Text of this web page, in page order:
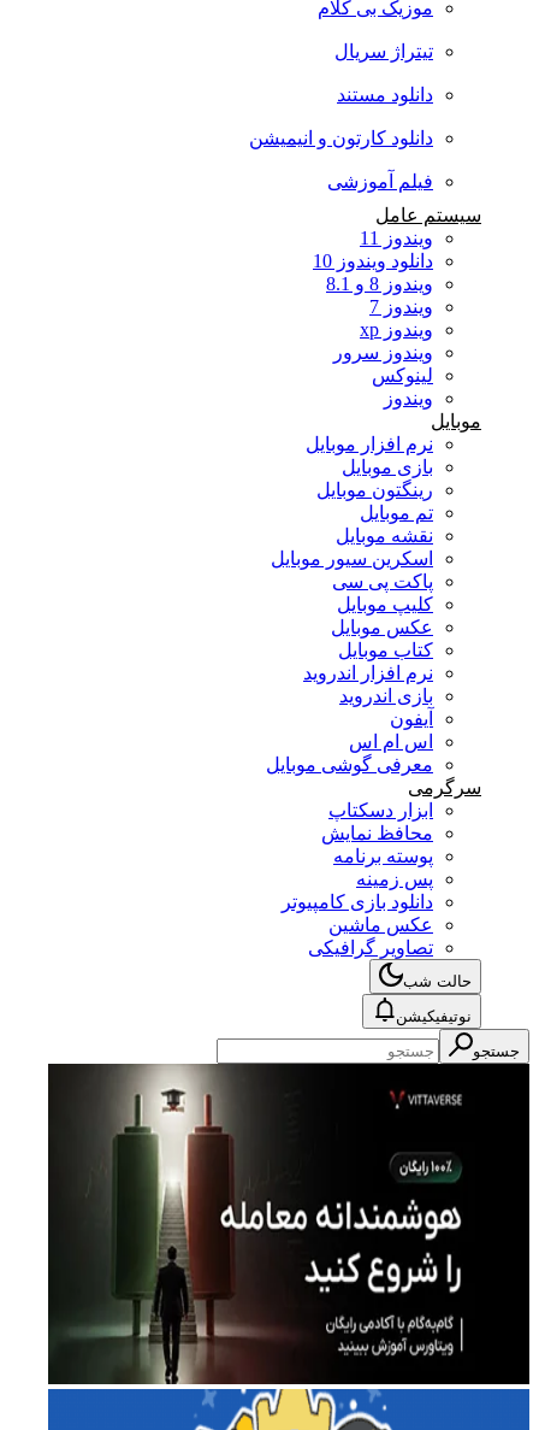
موزیک بی کلام
تیتراژ سریال
دانلود مستند
دانلود کارتون و انیمیشن
فیلم آموزشی
سیستم عامل
ویندوز 11
دانلود ویندوز 10
ویندوز 8 و 8.1
ویندوز 7
ویندوز xp
ویندوز سرور
لینوکس
ویندوز
موبایل
نرم افزار موبایل
بازی موبایل
رینگتون موبایل
تم موبایل
نقشه موبایل
اسکرین سیور موبایل
پاکت پی سی
کلیپ موبایل
عکس موبایل
کتاب موبایل
نرم افزار اندروید
بازی اندروید
آیفون
اس ام اس
معرفی گوشی موبایل
سرگرمی
ابزار دسکتاپ
محافظ نمایش
پوسته برنامه
پس زمینه
دانلود بازی کامپیوتر
عکس ماشین
تصاویر گرافیکی
حالت شب
نوتیفیکیشن
جستجو